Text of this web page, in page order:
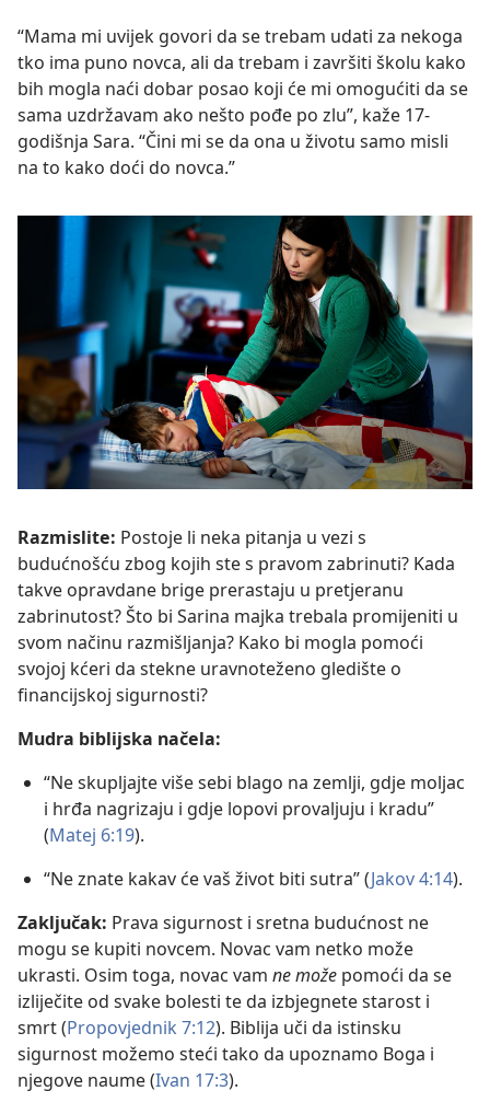
“Mama mi uvijek govori da se trebam udati za nekoga
tko ima puno novca, ali da trebam i završiti školu kako
bih mogla naći dobar posao koji će mi omogućiti da se
sama uzdržavam ako nešto pođe po zlu”, kaže 17-
godišnja Sara. “Čini mi se da ona u životu samo misli
na to kako doći do novca.”
Razmislite: Postoje li neka pitanja u vezi s
budućnošću zbog kojih ste s pravom zabrinuti? Kada
takve opravdane brige prerastaju u pretjeranu
zabrinutost? Što bi Sarina majka trebala promijeniti u
svom načinu razmišljanja? Kako bi mogla pomoći
svojoj kćeri da stekne uravnoteženo gledište o
financijskoj sigurnosti?
Mudra biblijska načela:
“Ne skupljajte više sebi blago na zemlji, gdje moljac
i hrđa nagrizaju i gdje lopovi provaljuju i kradu”
(Matej 6:19).
“Ne znate kakav će vaš život biti sutra” (Jakov 4:14).
Zaključak: Prava sigurnost i sretna budućnost ne
mogu se kupiti novcem. Novac vam netko može
ukrasti. Osim toga, novac vam ne može pomoći da se
izliječite od svake bolesti te da izbjegnete starost i
smrt (Propovjednik 7:12). Biblija uči da istinsku
sigurnost možemo steći tako da upoznamo Boga i
njegove naume (Ivan 17:3).